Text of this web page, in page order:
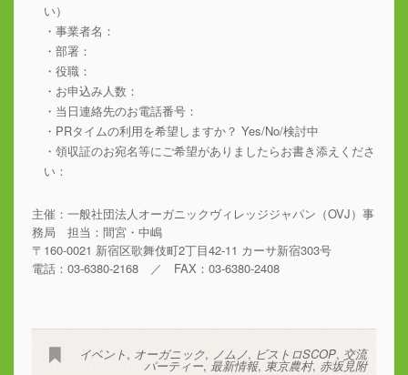
い）
・事業者名：
・部署：
・役職：
・お申込み人数：
・当日連絡先のお電話番号：
・PRタイムの利用を希望しますか？ Yes/No/検討中
・領収証のお宛名等にご希望がありましたらお書き添えくださ
い：
主催：一般社団法人オーガニックヴィレッジジャパン（OVJ）事
務局 担当：間宮・中嶋
〒160-0021 新宿区歌舞伎町2丁目42-11 カーサ新宿303号
電話：03-6380-2168 ／ FAX：03-6380-2408
イベント, オーガニック, ノムノ, ビストロSCOP, 交流
パーティー,最新情報,東京農村, 赤坂見附